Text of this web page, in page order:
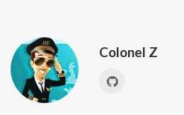
Colonel Z